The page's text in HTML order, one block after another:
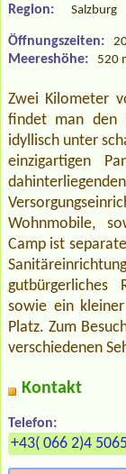
Region: Salzburg
Öffnungszeiten:
Meereshöhe: 520
Zwei Kilometer
findet man den
idyllisch unter
einzigartigen
Wohnmobile,
Camp ist
gutbürgerliches
sowie ein
Platz. Zum
verschiedenen
Kontakt
Telefon:
+43( 066 2)4